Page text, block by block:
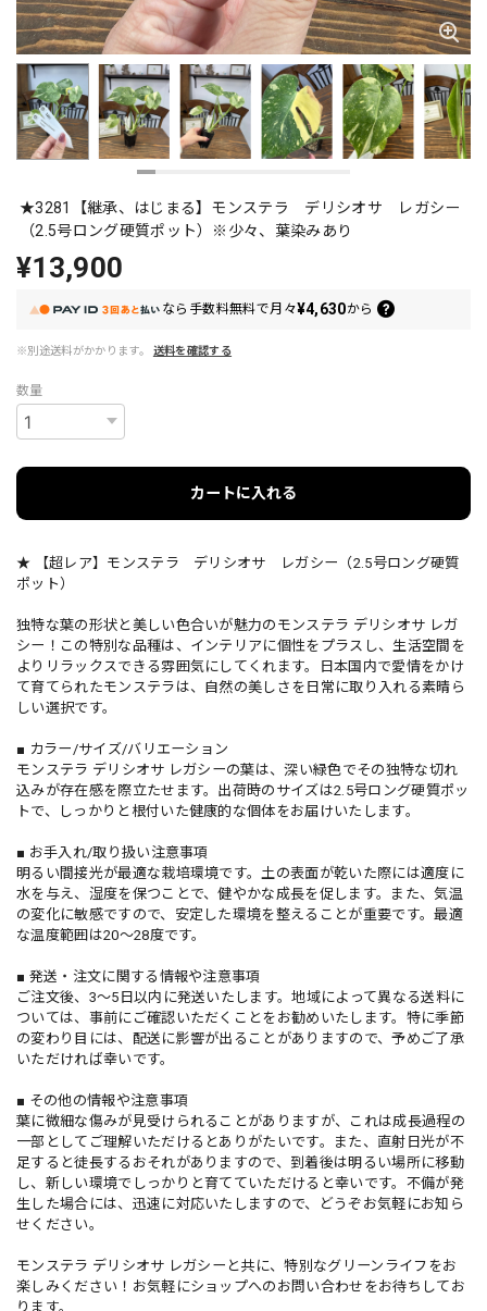
★3281【継承、はじまる】モンステラ デリシオサ レガシー
（2.5号ロング硬質ポット）※少々、葉染みあり
¥13,900
なら 手数料無料で月々¥4,630から
※別途送料がかかります。 送料を確認する
数量
カートに入れる
★ 【超レア】モンステラ デリシオサ レガシー（2.5号ロング硬質
ポット）
独特な葉の形状と美しい色合いが魅力のモンステラ デリシオサ レガ
シー！この特別な品種は、インテリアに個性をプラスし、生活空間を
よりリラックスできる雰囲気にしてくれます。日本国内で愛情をかけ
て育てられたモンステラは、自然の美しさを日常に取り入れる素晴ら
しい選択です。
■ カラー/サイズ/バリエーション
モンステラ デリシオサ レガシーの葉は、深い緑色でその独特な切れ
込みが存在感を際立たせます。出荷時のサイズは2.5号ロング硬質ポッ
トで、しっかりと根付いた健康的な個体をお届けいたします。
■ お手入れ/取り扱い注意事項
明るい間接光が最適な栽培環境です。土の表面が乾いた際には適度に
水を与え、湿度を保つことで、健やかな成長を促します。また、気温
の変化に敏感ですので、安定した環境を整えることが重要です。最適
な温度範囲は20〜28度です。
■ 発送・注文に関する情報や注意事項
ご注文後、3〜5日以内に発送いたします。地域によって異なる送料に
ついては、事前にご確認いただくことをお勧めいたします。特に季節
の変わり目には、配送に影響が出ることがありますので、予めご了承
いただければ幸いです。
■ その他の情報や注意事項
葉に微細な傷みが見受けられることがありますが、これは成長過程の
一部としてご理解いただけるとありがたいです。また、直射日光が不
足すると徒長するおそれがありますので、到着後は明るい場所に移動
し、新しい環境でしっかりと育てていただけると幸いです。不備が発
生した場合には、迅速に対応いたしますので、どうぞお気軽にお知ら
せください。
モンステラ デリシオサ レガシーと共に、特別なグリーンライフをお
楽しみください！お気軽にショップへのお問い合わせをお待ちしてお
ります。